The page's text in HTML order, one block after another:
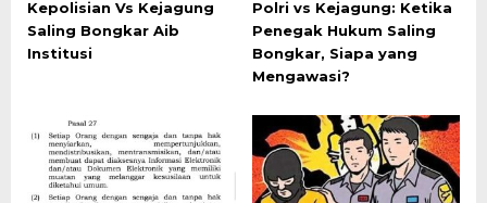
Kepolisian Vs Kejagung
Saling Bongkar Aib
Institusi
Polri vs Kejagung: Ketika
Penegak Hukum Saling
Bongkar, Siapa yang
Mengawasi?